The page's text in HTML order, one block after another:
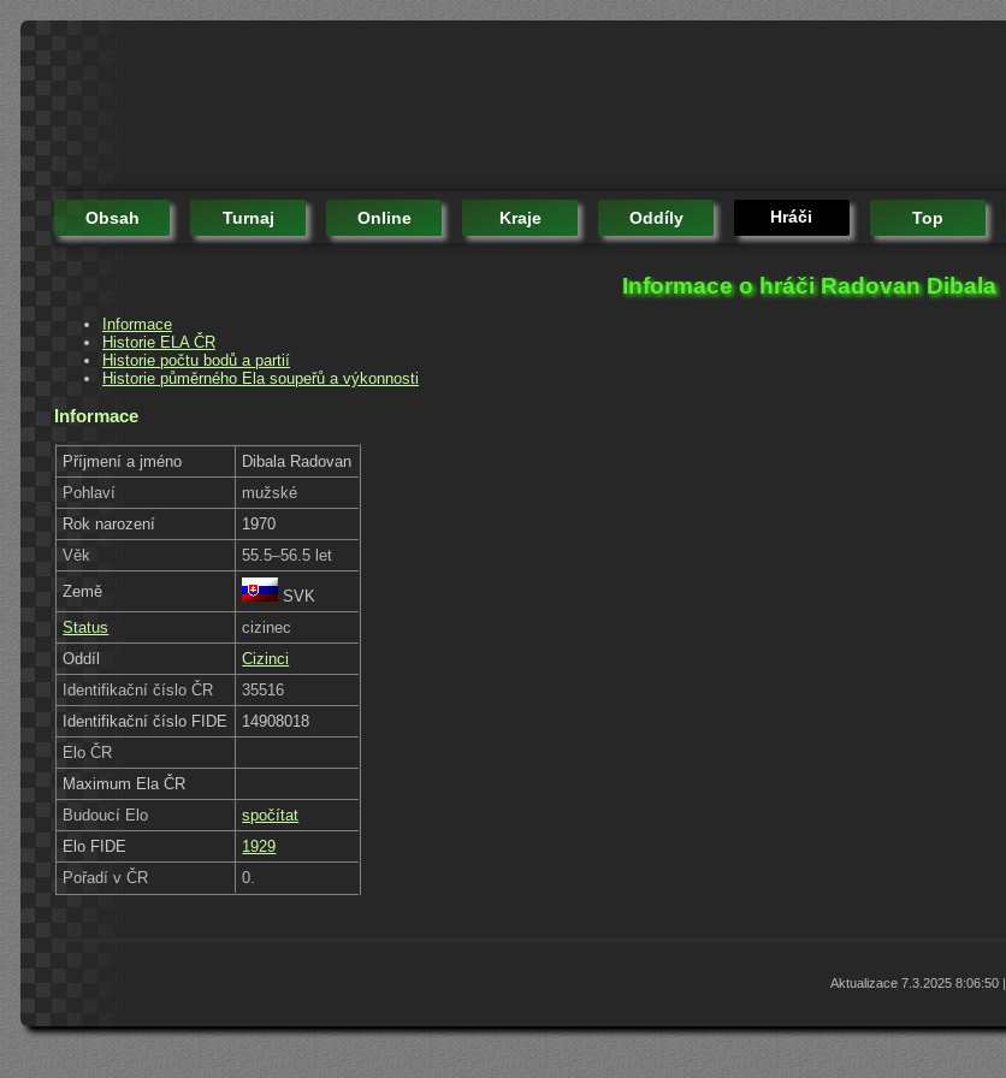
Obsah Turnaj Online Kraje Oddíly Hráči Top
Informace o hráči Radovan Dibala
Informace
Historie ELA ČR
Historie počtu bodů a partií
Historie půměrného Ela soupeřů a výkonnosti
Informace
Příjmení a jméno
Dibala Radovan
Pohlaví
mužské
Rok narození
1970
Věk
55.5–56.5 let
Země
SVK
Status
cizinec
Oddíl
Cizinci
Identifikační číslo ČR
35516
Identifikační číslo FIDE
14908018
Elo ČR
Maximum Ela ČR
Budoucí Elo
spočítat
Elo FIDE
1929
Pořadí v ČR
0.
Aktualizace 7.3.2025 8:06:50 |